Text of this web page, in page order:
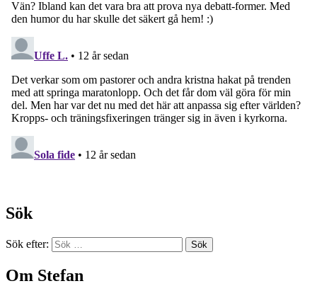
Sök
Sök efter:
Om Stefan